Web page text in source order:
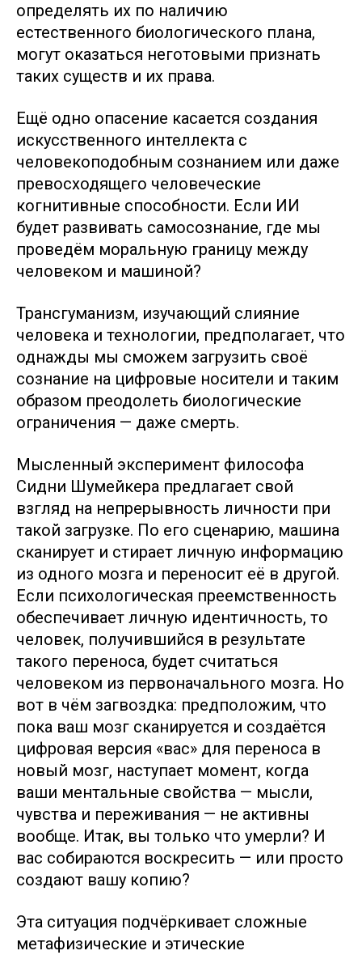
определять их по наличию
естественного биологического плана,
могут оказаться неготовыми признать
таких существ и их права.
Ещё одно опасение касается создания
искусственного интеллекта с
человекоподобным сознанием или даже
превосходящего человеческие
когнитивные способности. Если ИИ
будет развивать самосознание, где мы
проведём моральную границу между
человеком и машиной?
Трансгуманизм, изучающий слияние
человека и технологии, предполагает, что
однажды мы сможем загрузить своё
сознание на цифровые носители и таким
образом преодолеть биологические
ограничения — даже смерть.
Мысленный эксперимент философа
Сидни Шумейкера предлагает свой
взгляд на непрерывность личности при
такой загрузке. По его сценарию, машина
сканирует и стирает личную информацию
из одного мозга и переносит её в другой.
Если психологическая преемственность
обеспечивает личную идентичность, то
человек, получившийся в результате
такого переноса, будет считаться
человеком из первоначального мозга. Но
вот в чём загвоздка: предположим, что
пока ваш мозг сканируется и создаётся
цифровая версия «вас» для переноса в
новый мозг, наступает момент, когда
ваши ментальные свойства — мысли,
чувства и переживания — не активны
вообще. Итак, вы только что умерли? И
вас собираются воскресить — или просто
создают вашу копию?
Эта ситуация подчёркивает сложные
метафизические и этические